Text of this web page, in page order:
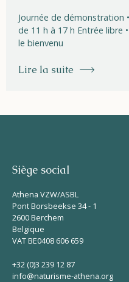
Journée de démonstration
de 11 h à 17 h Entrée libre
le bienvenu
Lire la suite
Siège social
Athena VZW/ASBL
Pont Borsbeekse 34 - 1
2600 Berchem
Belgique
VAT BE0408 606 659
+32 (0)3 239 12 87
info@naturisme-athena.org